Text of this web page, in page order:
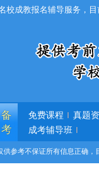
成教报名辅导服务，
备
考
免费课程
真题
成考辅导班
参考不保证所有信息正确，